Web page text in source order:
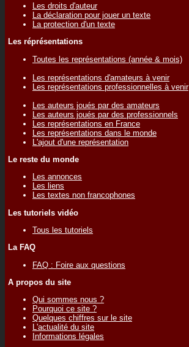
Les droits d'auteur
La déclaration pour jouer un texte
La protection d'un texte
Les réprésentations
Toutes les représentations (année & mois)
Les représentations d'amateurs à venir
Les représentations professionnelles à venir
Les auteurs joués par des amateurs
Les auteurs joués par des professionnels
Les représentations en France
Les représentations dans le monde
L'ajout d'une représentation
Le reste du monde
Les annonces
Les liens
Les textes non francophones
Les tutoriels vidéo
Tous les tutoriels
La FAQ
FAQ : Foire aux questions
A propos du site
Qui sommes nous ?
Pourquoi ce site ?
Quelques chiffres sur le site
L'actualité du site
Informations légales